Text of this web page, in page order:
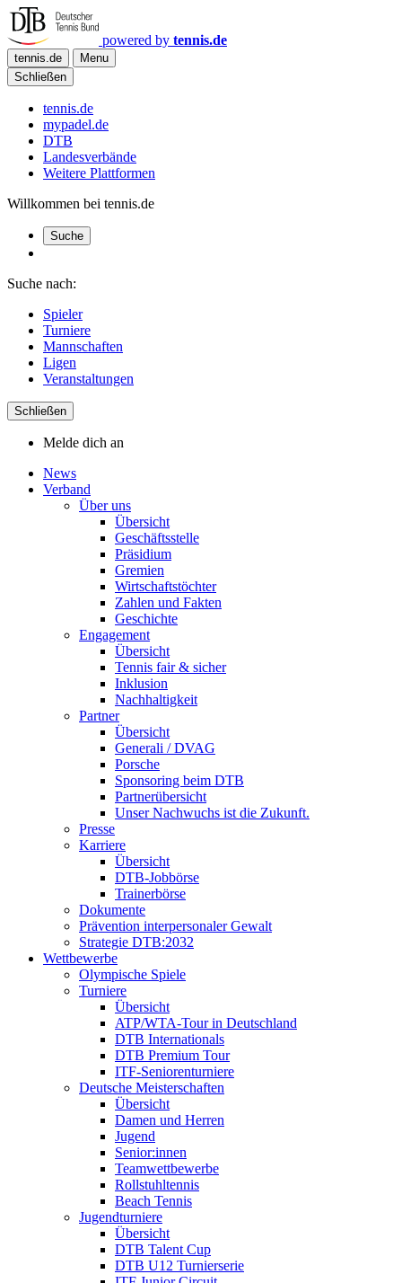
powered by tennis.de
tennis.de
Menu
Schließen
tennis.de
mypadel.de
DTB
Landesverbände
Weitere Plattformen
Willkommen bei tennis.de
Suche
Suche nach:
Spieler
Turniere
Mannschaften
Ligen
Veranstaltungen
Schließen
Melde dich an
News
Verband
Über uns
Übersicht
Geschäftsstelle
Präsidium
Gremien
Wirtschaftstöchter
Zahlen und Fakten
Geschichte
Engagement
Übersicht
Tennis fair & sicher
Inklusion
Nachhaltigkeit
Partner
Übersicht
Generali / DVAG
Porsche
Sponsoring beim DTB
Partnerübersicht
Unser Nachwuchs ist die Zukunft.
Presse
Karriere
Übersicht
DTB-Jobbörse
Trainerbörse
Dokumente
Prävention interpersonaler Gewalt
Strategie DTB:2032
Wettbewerbe
Olympische Spiele
Turniere
Übersicht
ATP/WTA-Tour in Deutschland
DTB Internationals
DTB Premium Tour
ITF-Seniorenturniere
Deutsche Meisterschaften
Übersicht
Damen und Herren
Jugend
Senior:innen
Teamwettbewerbe
Rollstuhltennis
Beach Tennis
Jugendturniere
Übersicht
DTB Talent Cup
DTB U12 Turnierserie